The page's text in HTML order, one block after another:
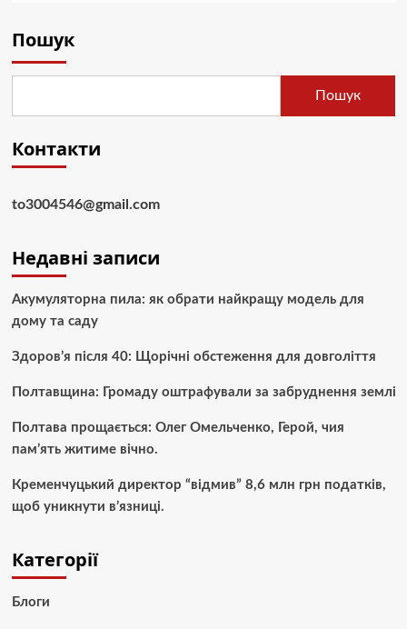
Пошук
Пошук
Контакти
to3004546@gmail.com
Недавні записи
Акумуляторна пила: як обрати найкращу модель для
дому та саду
Здоров’я після 40: Щорічні обстеження для довголіття
Полтавщина: Громаду оштрафували за забруднення землі
Полтава прощається: Олег Омельченко, Герой, чия
пам’ять житиме вічно.
Кременчуцький директор “відмив” 8,6 млн грн податків,
щоб уникнути в’язниці.
Категорії
Блоги